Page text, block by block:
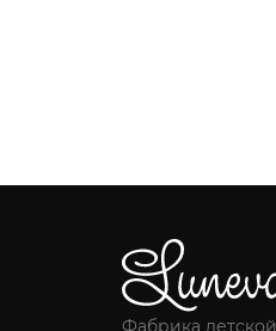
Фабрика детской